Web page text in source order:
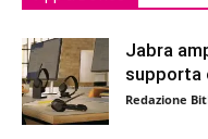
Jabra
supporta
Redazione